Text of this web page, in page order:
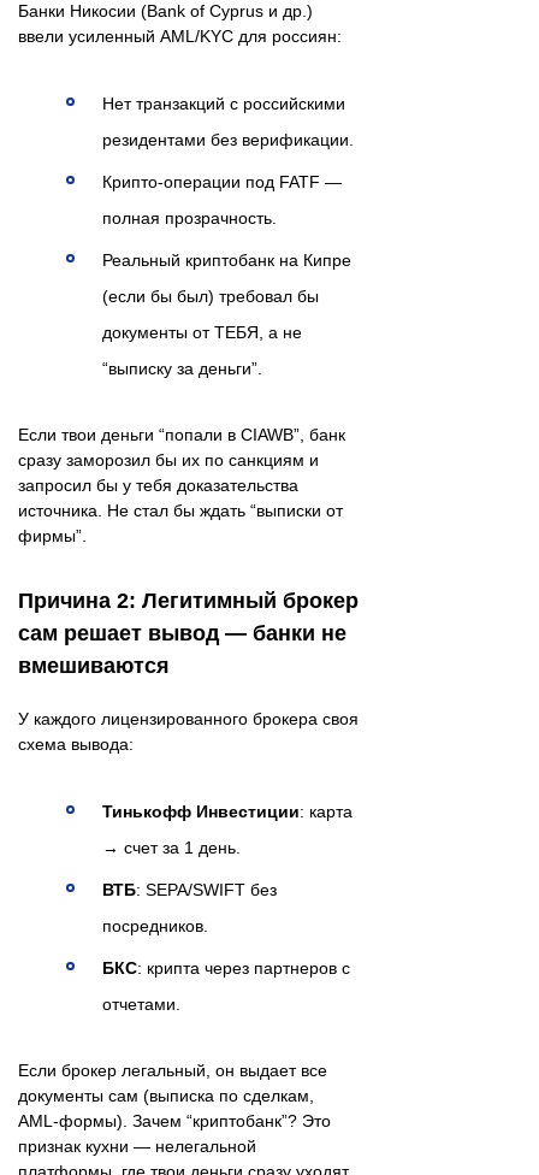
Банки Никосии (Bank of Cyprus и др.)
ввели усиленный AML/KYC для россиян:
Нет транзакций с российскими
резидентами без верификации.
Крипто-операции под FATF —
полная прозрачность.
Реальный криптобанк на Кипре
(если бы был) требовал бы
документы от ТЕБЯ, а не
“выписку за деньги”.
Если твои деньги “попали в CIAWB”, банк
сразу заморозил бы их по санкциям и
запросил бы у тебя доказательства
источника. Не стал бы ждать “выписки от
фирмы”.
Причина 2: Легитимный брокер
сам решает вывод — банки не
вмешиваются
У каждого лицензированного брокера своя
схема вывода:
Тинькофф Инвестиции: карта
→ счет за 1 день.
ВТБ: SEPA/SWIFT без
посредников.
БКС: крипта через партнеров с
отчетами.
Если брокер легальный, он выдает все
документы сам (выписка по сделкам,
AML-формы). Зачем “криптобанк”? Это
признак кухни — нелегальной